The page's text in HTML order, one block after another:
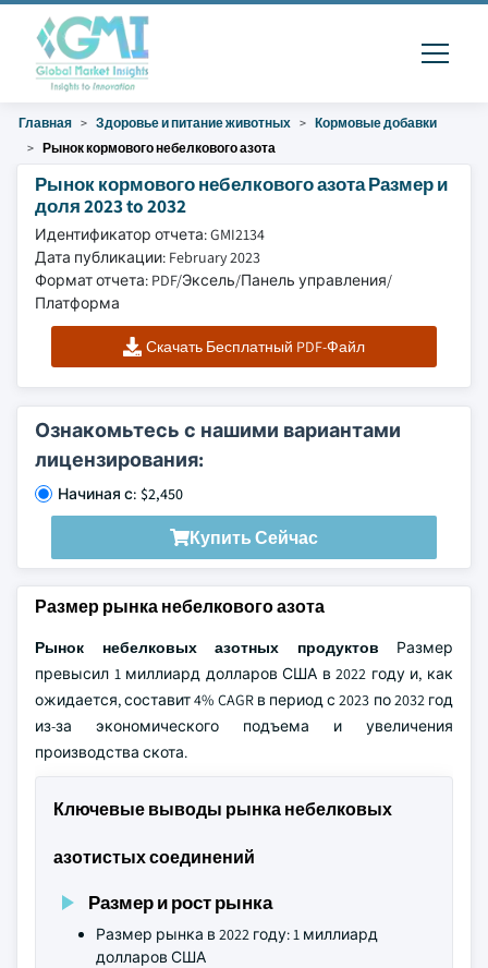
Главная Здоровье и питание животных
Кормовые добавки
Рынок кормового небелкового азота
Рынок кормового небелкового азота Размер и
доля 2023 to 2032
Идентификатор отчета: GMI2134
Дата публикации: February 2023
Формат отчета: PDF/Эксель/Панель управления/
Платформа
Скачать Бесплатный PDF-Файл
Ознакомьтесь с нашими вариантами
лицензирования:
Начиная с: $2,450
Купить Сейчас
Размер рынка небелкового азота
Рынок небелковых азотных продуктов Размер
превысил 1 миллиард долларов США в 2022 году и, как
ожидается, составит 4% CAGR в период с 2023 по 2032 год
из-за экономического подъема и увеличения
производства скота.
Ключевые выводы рынка небелковых
азотистых соединений
Размер и рост рынка
Размер рынка в 2022 году: 1 миллиард
долларов США